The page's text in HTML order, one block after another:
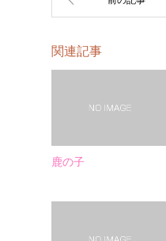
関連記事
鹿の子